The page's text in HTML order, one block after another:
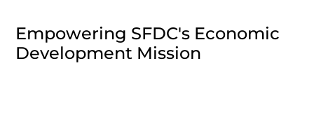
Empowering SFDC's Economic
Development Mission